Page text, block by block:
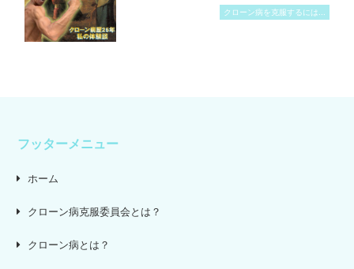
クローン病を克服するには...
フッターメニュー
ホーム
クローン病克服委員会とは？
クローン病とは？